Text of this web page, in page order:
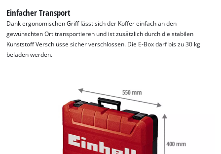
Einfacher Transport
Dank ergonomischen Griff lässt sich der Koffer einfach an den
gewünschten Ort transportieren und ist zusätzlich durch die stabilen
Kunststoff Verschlüsse sicher verschlossen. Die E-Box darf bis zu 30 kg
beladen werden.